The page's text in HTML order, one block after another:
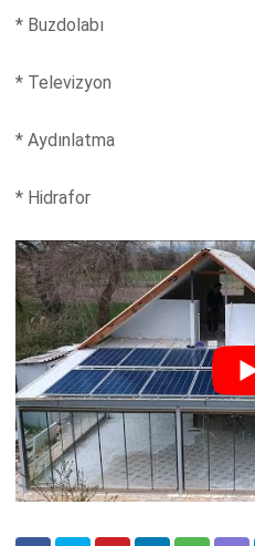
* Buzdolabı
* Televizyon
* Aydınlatma
* Hidrafor